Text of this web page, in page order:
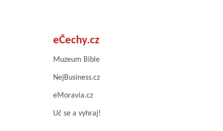
eČechy.cz
Muzeum Bible
NejBusiness.cz
eMoravia.cz
Uč se a vyhraj!